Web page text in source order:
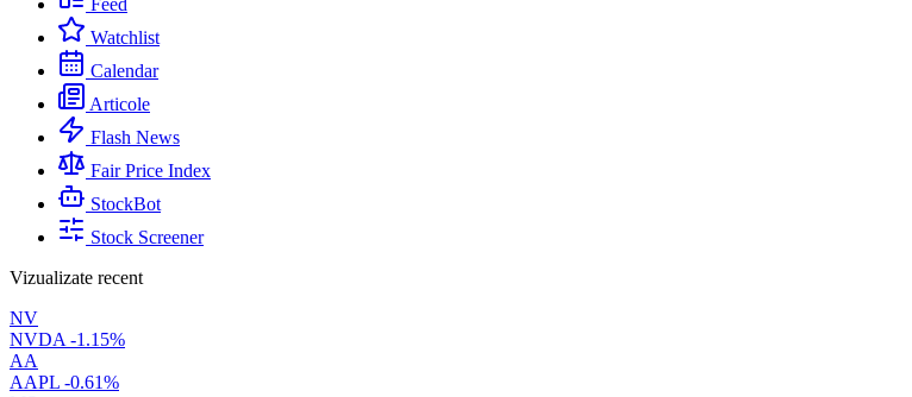
Feed
Watchlist
Calendar
Articole
Flash News
Fair Price Index
StockBot
Stock Screener
Vizualizate recent
NV
NVDA -1.15%
AA
AAPL -0.61%